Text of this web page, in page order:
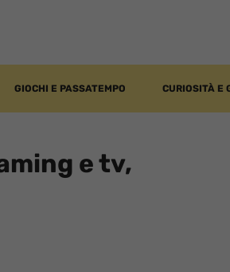
GIOCHI E PASSATEMPO CURIOSITÀ E
e tv,